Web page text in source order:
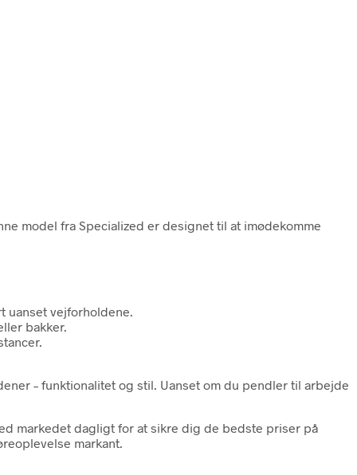
model fra Specialized er designet til at imødekomme
vejforholdene.
bakker.
– funktionalitet og stil. Uanset om du pendler til arbejde
markedet dagligt for at sikre dig de bedste priser på
markant.